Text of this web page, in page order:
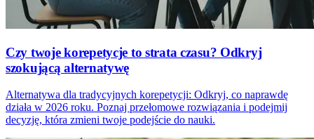
Czy twoje korepetycje to strata czasu? Odkryj
szokującą alternatywę
Alternatywa dla tradycyjnych korepetycji: Odkryj, co naprawdę
działa w 2026 roku. Poznaj przełomowe rozwiązania i podejmij
decyzję, która zmieni twoje podejście do nauki.